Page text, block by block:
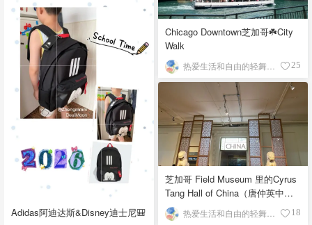
Chicago Downtown芝加哥☘️City
Walk
25
Adidas阿迪达斯&Disney迪士尼🎒
芝加哥 Field Museum 里的Cyrus
Tang Hall of China（唐仲英中国
馆）
18